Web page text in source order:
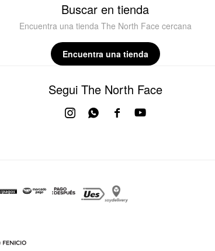
Buscar en tienda
Encuentra una tienda The North Face cercana
Encuentra una tienda
Segui The North Face
 
 